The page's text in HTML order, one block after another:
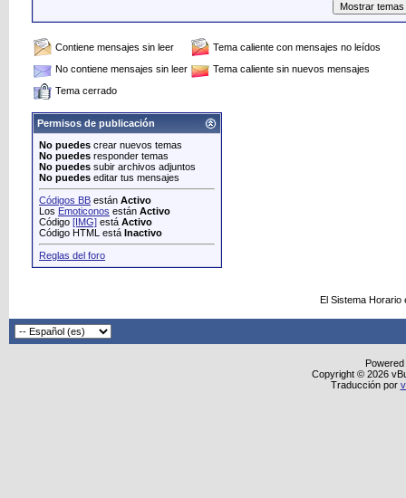
Contiene mensajes sin leer
Tema caliente con mensajes no leídos
No contiene mensajes sin leer
Tema caliente sin nuevos mensajes
Tema cerrado
Permisos de publicación
No puedes crear nuevos temas
No puedes responder temas
No puedes subir archivos adjuntos
No puedes editar tus mensajes
Códigos BB están Activo
Los Emoticonos están Activo
Código [IMG] está Activo
Código HTML está Inactivo
Reglas del foro
El Sistema
Copyright © 2026
Traducción por